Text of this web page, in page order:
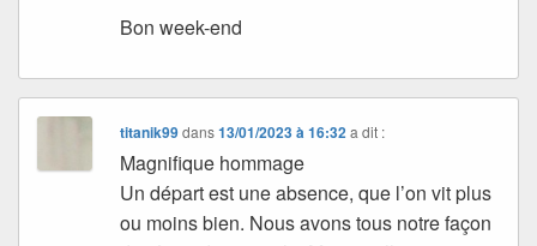
Bon week-end
titanik99dans13/01/2023 à 16:32 a dit :
Magnifique hommage
Un départ est une absence, que l’on vit plus
ou moins bien. Nous avons tous notre façon